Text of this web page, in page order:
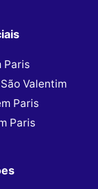
Paris
Valentim
Paris
Paris